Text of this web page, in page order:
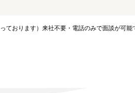
ております）来社不要・電話のみで面談が可能